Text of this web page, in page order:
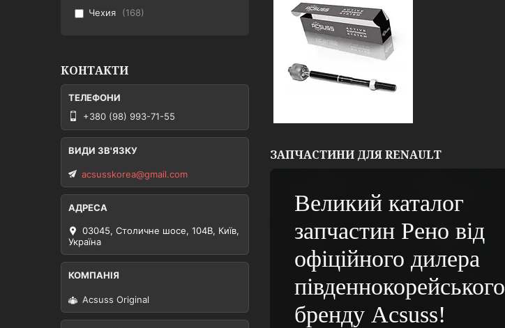
ЗАПЧАСТИНИ ДЛЯ RENAULT
Великий каталог
запчастин Рено від
офіційного дилера
південнокорейського
бренду Acsuss!
Чехия
168
КОНТАКТИ
+380 (98) 993-71-55
acsusskorea@gmail.com
03045, Столичне шосе, 104B, Київ,
Україна
Acsuss Original